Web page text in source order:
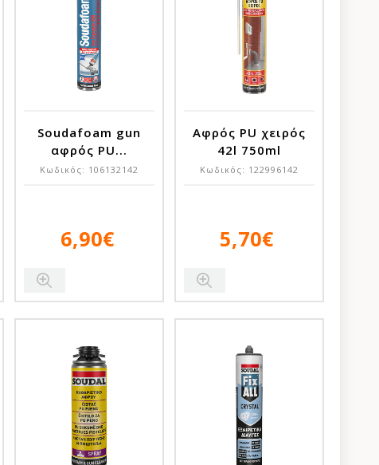
Soudafoam gun
αφρός PU...
Κωδικός: 106132142
6,90€
Αφρός PU χειρός
42l 750ml
Κωδικός: 122996142
5,70€